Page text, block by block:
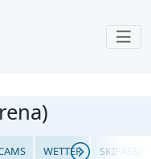
WETTER